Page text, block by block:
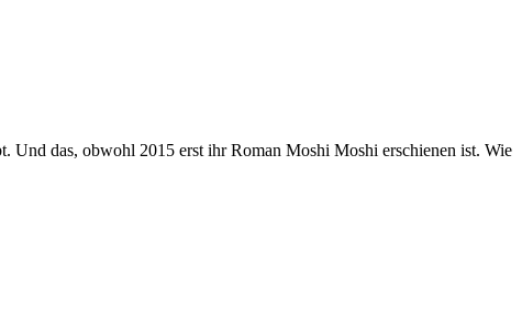
Und das, obwohl 2015 erst ihr Roman Moshi Moshi erschienen ist. Wie